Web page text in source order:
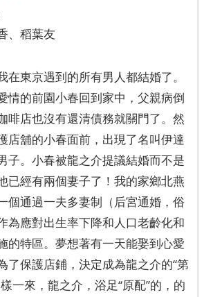
、稻葉友
在東京遇到的所有男人都結婚了。
情的前園小春回到家中，父親病倒
啡店也沒有還清債務就關門了。然
店舖的小春面前，出現了名叫伊達
子。小春被龍之介提議結婚而不是
已經有兩個妻子了！我的家鄉北燕
個通過一夫多妻制（后宮通婚，俗
為應對出生率下降和人口老齡化和
的特區。夢想著有一天能娶到心愛
了保護店鋪，決定成為龍之介的“第
一來，龍之介，浴足“原配”的，的